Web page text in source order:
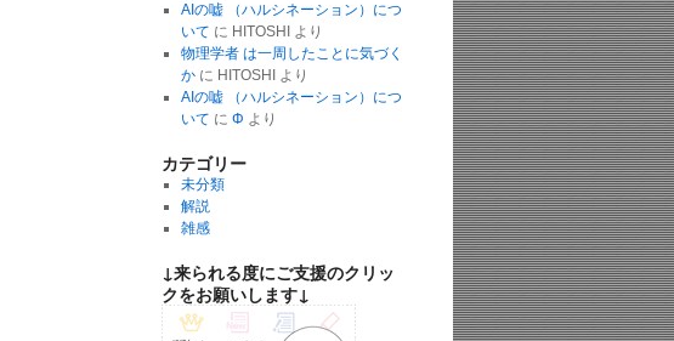
AIの嘘 （ハルシネーション）につ
いて に HITOSHI
より
物理学者 は一周したことに気づく
かに HITOSHI
より
AIの嘘 （ハルシネーション）につ
いて に Φ より
カテゴリー
未分類
解説
雑感
↓来られる度にご支援のクリッ
クをお願いします↓